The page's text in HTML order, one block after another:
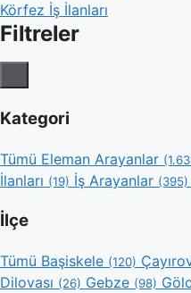
Körfez İş İlanları
Filtreler
Kategori
Tümü Eleman Arayanlar
İlanları (19) İş Arayanlar (395)
İlçe
Tümü Başiskele (120)
Dilovası (26) Gebze (98)